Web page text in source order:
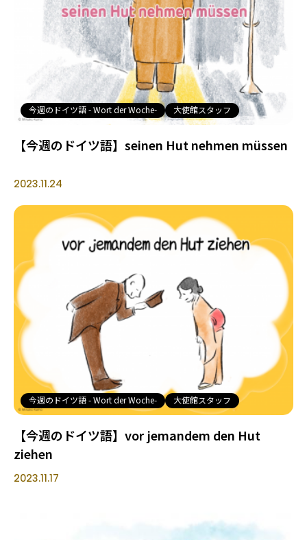
今週のドイツ語 - Wort der Woche- 大使館スタッフ
【今週のドイツ語】seinen Hut nehmen müssen
2023.11.24
今週のドイツ語 - Wort der Woche- 大使館スタッフ
【今週のドイツ語】vor jemandem den Hut
ziehen
2023.11.17